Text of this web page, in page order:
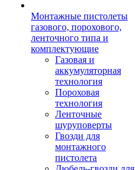
Монтажные пистолеты
газового, порохового,
ленточного типа и
комплектующие
Газовая и
аккумуляторная
технология
Пороховая
технология
Ленточные
шуруповерты
Гвозди для
монтажного
пистолета